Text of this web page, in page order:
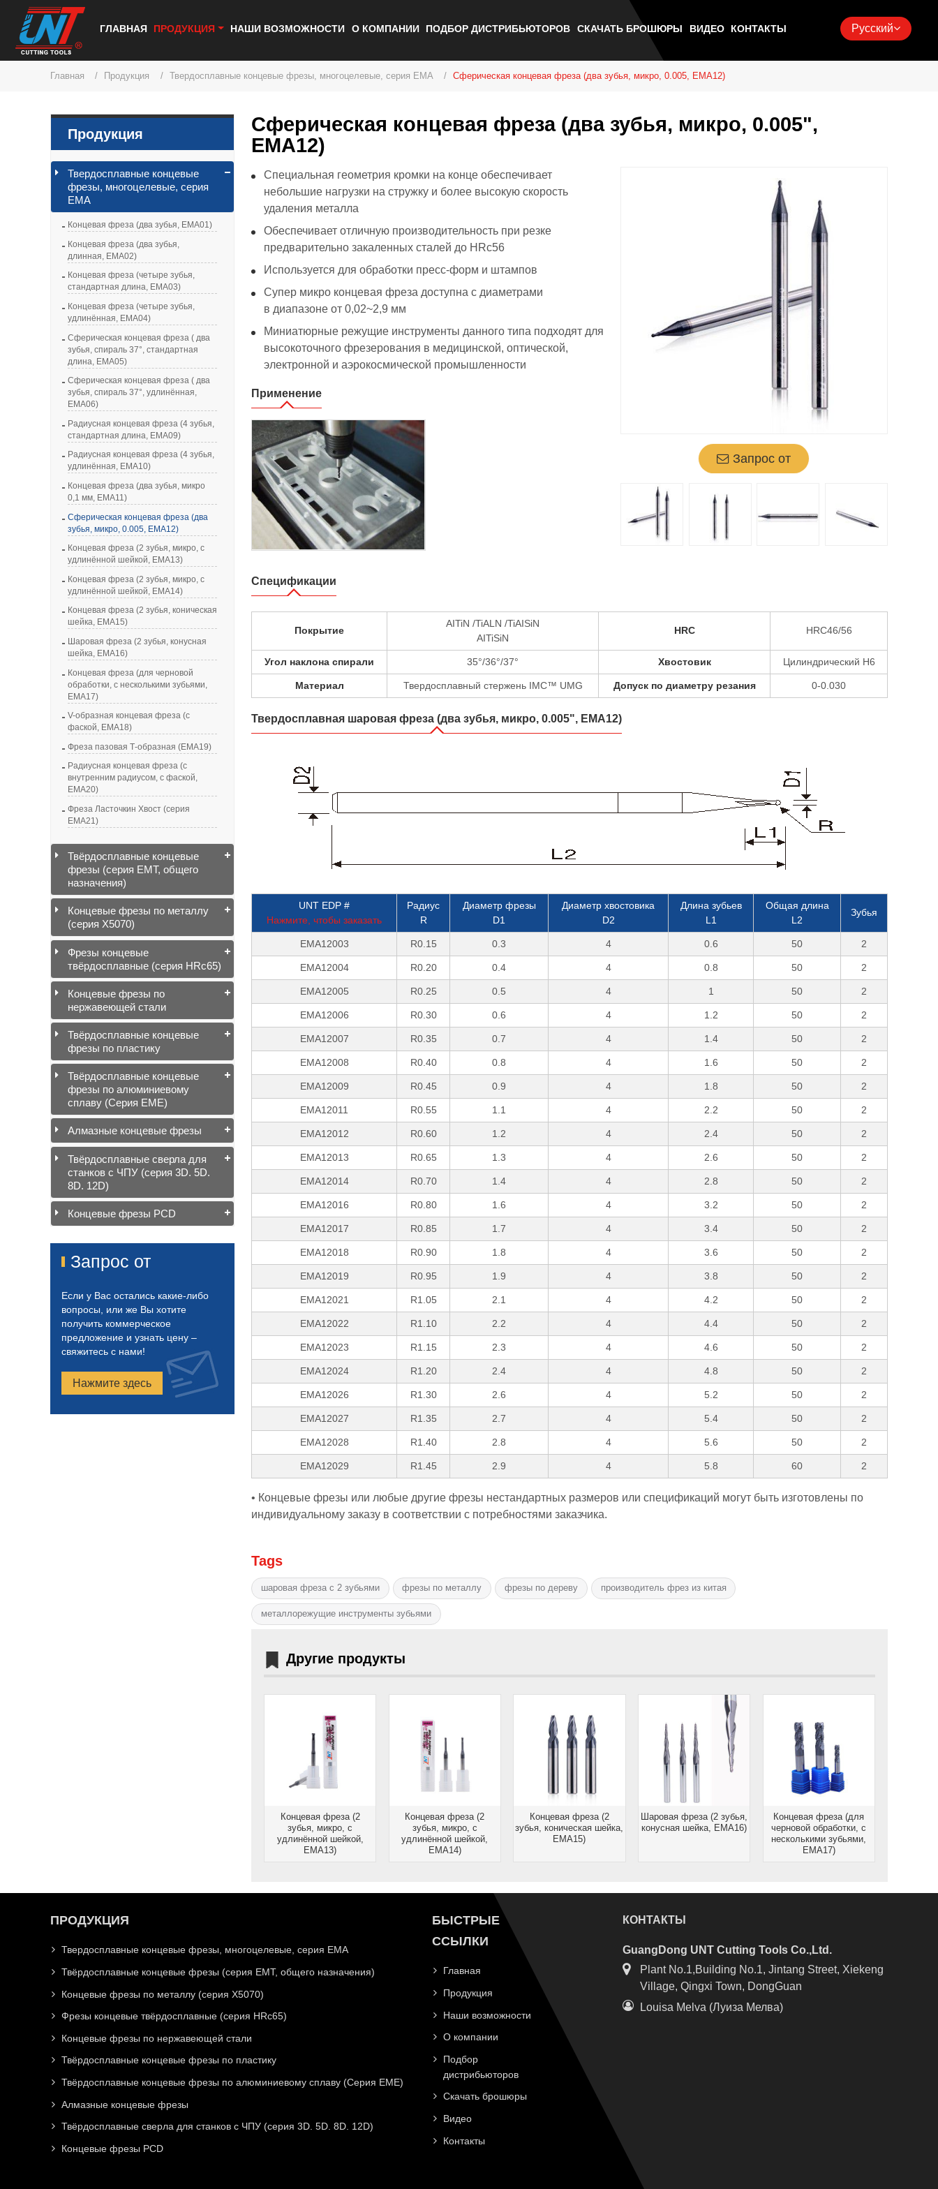
Русский
ГЛАВНАЯ ПРОДУКЦИЯ НАШИ ВОЗМОЖНОСТИ О КОМПАНИИ ПОДБОР ДИСТРИБЬЮТОРОВ СКАЧАТЬ БРОШЮРЫ ВИДЕО КОНТАКТЫ
Главная Продукция Твердосплавные концевые фрезы, многоцелевые, серия EMA Сферическая концевая фреза (два зубья, микро, 0.005, EMA12)
Сферическая концевая фреза (два зубья, микро, 0.005",
EMA12)
Запрос от
Специальная геометрия кромки на конце обеспечивает
небольшие нагрузки на стружку и более высокую скорость
удаления металла
Обеспечивает отличную производительность при резке
предварительно закаленных сталей до HRc56
Используется для обработки пресс-форм и штампов
Супер микро концевая фреза доступна с диаметрами
в диапазоне от 0,02~2,9 мм
Миниатюрные режущие инструменты данного типа подходят для
высокоточного фрезерования в медицинской, оптической,
электронной и аэрокосмической промышленности
Применение
Спецификации
Покрытие
AITiN /TiALN /TiAISiN
AITiSiN
HRC HRC46/56
Угол наклона спирали 35°/36°/37° Хвостовик Цилиндрический H6
Материал Твердосплавный стержень IMC™ UMG Допуск по диаметру резания 0-0.030
Твердосплавная шаровая фреза (два зубья, микро, 0.005", EMA12)
UNT EDP #
Нажмите, чтобы заказать
Радиус
R
Диаметр фрезы
D1
Диаметр хвостовика
D2
Длина зубьев
L1
Общая длина
L2
Зубья
EMA12003 R0.15 0.3 4 0.6 50 2
EMA12004 R0.20 0.4 4 0.8 50 2
EMA12005 R0.25 0.5 4 1 50 2
EMA12006 R0.30 0.6 4 1.2 50 2
EMA12007 R0.35 0.7 4 1.4 50 2
EMA12008 R0.40 0.8 4 1.6 50 2
EMA12009 R0.45 0.9 4 1.8 50 2
EMA12011 R0.55 1.1 4 2.2 50 2
EMA12012 R0.60 1.2 4 2.4 50 2
EMA12013 R0.65 1.3 4 2.6 50 2
EMA12014 R0.70 1.4 4 2.8 50 2
EMA12016 R0.80 1.6 4 3.2 50 2
EMA12017 R0.85 1.7 4 3.4 50 2
EMA12018 R0.90 1.8 4 3.6 50 2
EMA12019 R0.95 1.9 4 3.8 50 2
EMA12021 R1.05 2.1 4 4.2 50 2
EMA12022 R1.10 2.2 4 4.4 50 2
EMA12023 R1.15 2.3 4 4.6 50 2
EMA12024 R1.20 2.4 4 4.8 50 2
EMA12026 R1.30 2.6 4 5.2 50 2
EMA12027 R1.35 2.7 4 5.4 50 2
EMA12028 R1.40 2.8 4 5.6 50 2
EMA12029 R1.45 2.9 4 5.8 60 2
• Концевые фрезы или любые другие фрезы нестандартных размеров или спецификаций могут быть изготовлены по
индивидуальному заказу в соответствии с потребностями заказчика.
Tags
шаровая фреза с 2 зубьями фрезы по металлу фрезы по дереву производитель фрез из китая
металлорежущие инструменты зубьями
Другие продукты
Концевая фреза (2
зубья, микро, с
удлинённой шейкой,
EMA13)
Концевая фреза (2
зубья, микро, с
удлинённой шейкой,
EMA14)
Концевая фреза (2
зубья, коническая шейка,
EMA15)
Шаровая фреза (2 зубья,
конусная шейка, EMA16)
Концевая фреза (для
черновой обработки, с
несколькими зубьями,
EMA17)
Продукция
Твердосплавные концевые
фрезы, многоцелевые, серия
EMA
Концевая фреза (два зубья, EMA01)
Концевая фреза (два зубья,
длинная, EMA02)
Концевая фреза (четыре зубья,
стандартная длина, EMA03)
Концевая фреза (четыре зубья,
удлинённая, EMA04)
Сферическая концевая фреза ( два
зубья, спираль 37°, стандартная
длина, EMA05)
Сферическая концевая фреза ( два
зубья, спираль 37°, удлинённая,
EMA06)
Радиусная концевая фреза (4 зубья,
стандартная длина, EMA09)
Радиусная концевая фреза (4 зубья,
удлинённая, EMA10)
Концевая фреза (два зубья, микро
0,1 мм, EMA11)
Сферическая концевая фреза (два
зубья, микро, 0.005, EMA12)
Концевая фреза (2 зубья, микро, с
удлинённой шейкой, EMA13)
Концевая фреза (2 зубья, микро, с
удлинённой шейкой, EMA14)
Концевая фреза (2 зубья, коническая
шейка, EMA15)
Шаровая фреза (2 зубья, конусная
шейка, EMA16)
Концевая фреза (для черновой
обработки, с несколькими зубьями,
EMA17)
V-образная концевая фреза (с
фаской, EMA18)
Фреза пазовая Т-образная (EMA19)
Радиусная концевая фреза (с
внутренним радиусом, с фаской,
EMA20)
Фреза Ласточкин Хвост (серия
EMA21)
Твёрдосплавные концевые
фрезы (серия EMT, общего
назначения)
Концевые фрезы по металлу
(серия X5070)
Фрезы концевые
твёрдосплавные (серия HRc65)
Концевые фрезы по
нержавеющей стали
Твёрдосплавные концевые
фрезы по пластику
Твёрдосплавные концевые
фрезы по алюминиевому
сплаву (Серия EME)
Алмазные концевые фрезы
Твёрдосплавные сверла для
станков с ЧПУ (серия 3D. 5D.
8D. 12D)
Концевые фрезы PCD
Запрос от
Если у Вас остались какие-либо
вопросы, или же Вы хотите
получить коммерческое
предложение и узнать цену –
свяжитесь с нами!
Нажмите здесь
ПРОДУКЦИЯ
Твердосплавные концевые фрезы, многоцелевые, серия EMA
Твёрдосплавные концевые фрезы (серия EMT, общего назначения)
Концевые фрезы по металлу (серия X5070)
Фрезы концевые твёрдосплавные (серия HRc65)
Концевые фрезы по нержавеющей стали
Твёрдосплавные концевые фрезы по пластику
Твёрдосплавные концевые фрезы по алюминиевому сплаву (Серия EME)
Алмазные концевые фрезы
Твёрдосплавные сверла для станков с ЧПУ (серия 3D. 5D. 8D. 12D)
Концевые фрезы PCD
БЫСТРЫЕ
ССЫЛКИ
Главная
Продукция
Наши возможности
О компании
Подбор
дистрибьюторов
Скачать брошюры
Видео
Контакты
КОНТАКТЫ
GuangDong UNT Cutting Tools Co.,Ltd.
Plant No.1,Building No.1, Jintang Street, Xiekeng
Village, Qingxi Town, DongGuan
Louisa Melva (Луиза Мелва)